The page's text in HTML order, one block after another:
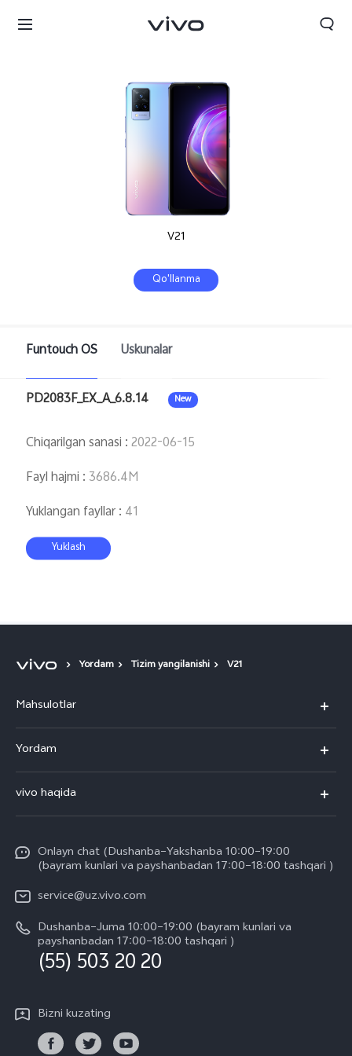
Uzbekistan(uz) | Mamlakat/mintaqani tanlash
V21
Qo'llanma
Funtouch OS Uskunalar
PD2083F_EX_A_6.8.14 New
Chiqarilgan sanasi :2022-06-15
Fayl hajmi : 3686.4M
Yuklangan fayllar: 41
Yuklash
Yordam Tizim yangilanishi V21
Mahsulotlar
V50 Lite
Y29
Yordam
Funtouch OS
Xizmat ko'rsatish markazi
IMEI autentifikatsiyasi
Zaxira buyumlar narxi haqida so'rov
Tizim yangilanishi
vivo kafolat yoʻriqnomasi
vivo haqida
Kompaniya yangiliklari
vivo ish joylari
Huquqiy eslatmalar
Biz haqimizda
Barqarorlik
Onlayn chat (Dushanba–Yakshanba 10:00–19:00
(bayram kunlari va payshanbadan 17:00–18:00 tashqari )
service@uz.vivo.com
Dushanba–Juma 10:00–19:00 (bayram kunlari va
payshanbadan 17:00–18:00 tashqari )
(55) 503 20 20
Bizni kuzating